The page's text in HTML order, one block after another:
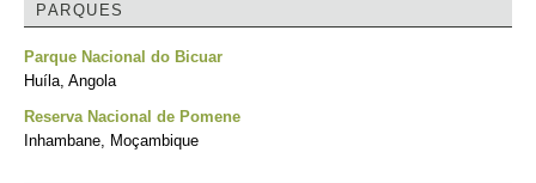
PARQUES
Parque Nacional do Bicuar
Huíla, Angola
Reserva Nacional de Pomene
Inhambane, Moçambique